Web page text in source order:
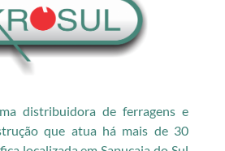
distribuidora de ferragens e
que atua há mais de 30